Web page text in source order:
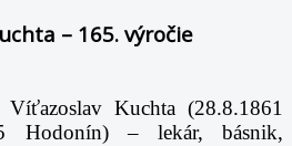
– 165. výročie
Víťazoslav Kuchta (28.8.1861
Hodonín) – lekár, básnik,